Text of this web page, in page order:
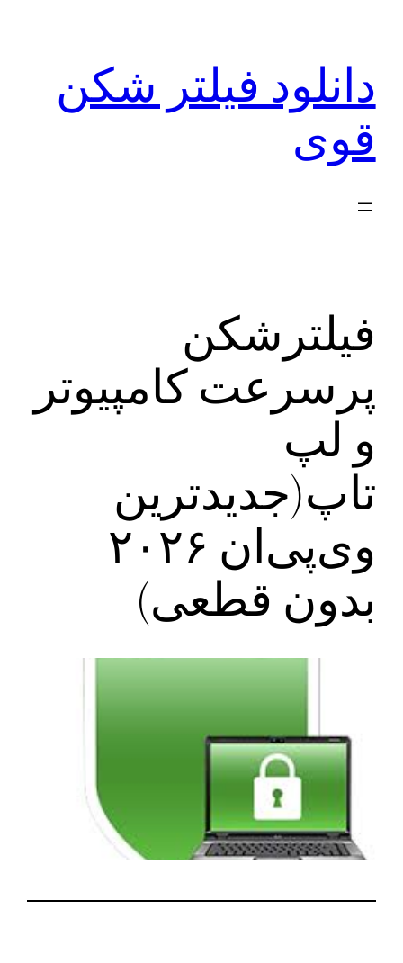
دانلود فیلتر شکن
قوی
فیلترشکن
پرسرعت کامپیوتر
و لپ
تاپ(جدیدترین
وی‌پی‌ان ۲۰۲۶
بدون قطعی)